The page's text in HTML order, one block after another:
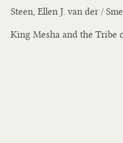
Steen, Ellen J. van der /
King Mesha and the Tribe